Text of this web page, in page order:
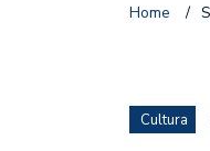
Home /
Cultura